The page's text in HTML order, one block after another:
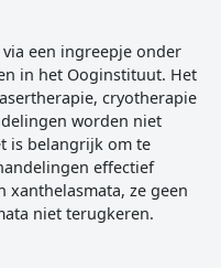
een ingreepje onder
in het Ooginstituut. Het
cryotherapie
worden niet
is belangrijk om te
effectief
xanthelasmata, ze geen
niet terugkeren.